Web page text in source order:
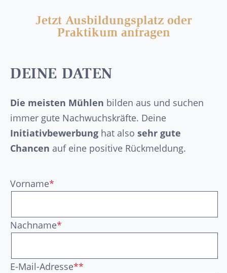
Jetzt Ausbildungsplatz oder
Praktikum anfragen
DEINE DATEN
Die meisten Mühlen bilden aus und suchen
immer gute Nachwuchskräfte. Deine
Initiativbewerbung hat also sehr gute
Chancen auf eine positive Rückmeldung.
Vorname*
Nachname*
E-Mail-Adresse**